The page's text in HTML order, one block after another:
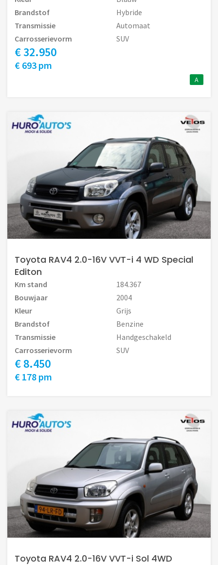
Brandstof
Hybride
Transmissie
Automaat
Carrosserievorm
SUV
€ 32.950
€ 693 pm
A
Toyota RAV4 2.0-16V VVT-i 4 WD Special
Editon
Km stand
184.367
Bouwjaar
2004
Kleur
Grijs
Brandstof
Benzine
Transmissie
Handgeschakeld
Carrosserievorm
SUV
€ 8.450
€ 178 pm
Toyota RAV4 2.0-16V VVT-i Sol 4WD